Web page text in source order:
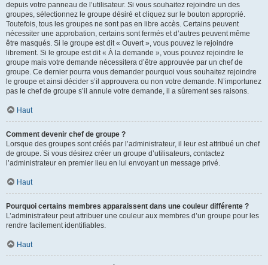
depuis votre panneau de l’utilisateur. Si vous souhaitez rejoindre un des
groupes, sélectionnez le groupe désiré et cliquez sur le bouton approprié.
Toutefois, tous les groupes ne sont pas en libre accès. Certains peuvent
nécessiter une approbation, certains sont fermés et d’autres peuvent même
être masqués. Si le groupe est dit « Ouvert », vous pouvez le rejoindre
librement. Si le groupe est dit « À la demande », vous pouvez rejoindre le
groupe mais votre demande nécessitera d’être approuvée par un chef de
groupe. Ce dernier pourra vous demander pourquoi vous souhaitez rejoindre
le groupe et ainsi décider s’il approuvera ou non votre demande. N’importunez
pas le chef de groupe s’il annule votre demande, il a sûrement ses raisons.
Haut
Comment devenir chef de groupe ?
Lorsque des groupes sont créés par l’administrateur, il leur est attribué un chef
de groupe. Si vous désirez créer un groupe d’utilisateurs, contactez
l’administrateur en premier lieu en lui envoyant un message privé.
Haut
Pourquoi certains membres apparaissent dans une couleur différente ?
L’administrateur peut attribuer une couleur aux membres d’un groupe pour les
rendre facilement identifiables.
Haut